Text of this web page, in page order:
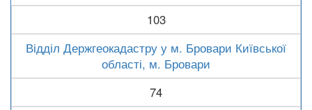
103
Відділ Держгеокадастру у м. Бровари Київської
області, м. Бровари
74